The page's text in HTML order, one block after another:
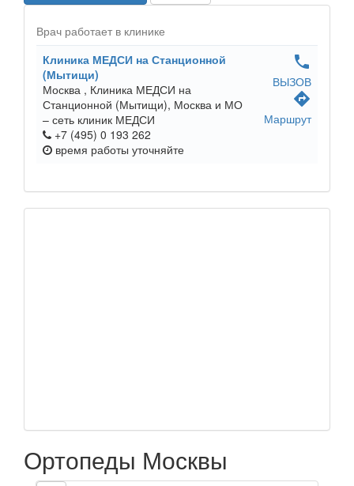
Врач работает в клинике
Клиника МЕДСИ на Станционной
(Мытищи)
Москва , Клиника МЕДСИ на
Станционной (Мытищи), Москва и МО
– сеть клиник МЕДСИ
+7 (495) 0 193 262
время работы уточняйте
phone
ВЫЗОВ
directions
Маршрут
Ортопеды Москвы